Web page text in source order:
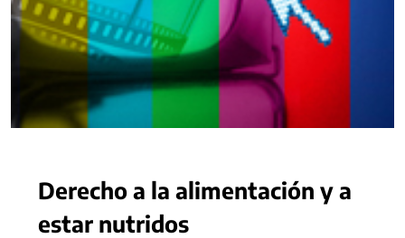
Derecho a la alimentación y a
estar nutridos